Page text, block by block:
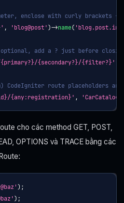
enclose with curly brackets {}
, 'blog@post')->name(
optional, add a ? just before
{secondary?}/{filter?}'
CodeIgniter route placeholders
{any:registration}' ,
cho các method GET, POST,
OPTIONS và TRACE bằng các
) ;
) ;